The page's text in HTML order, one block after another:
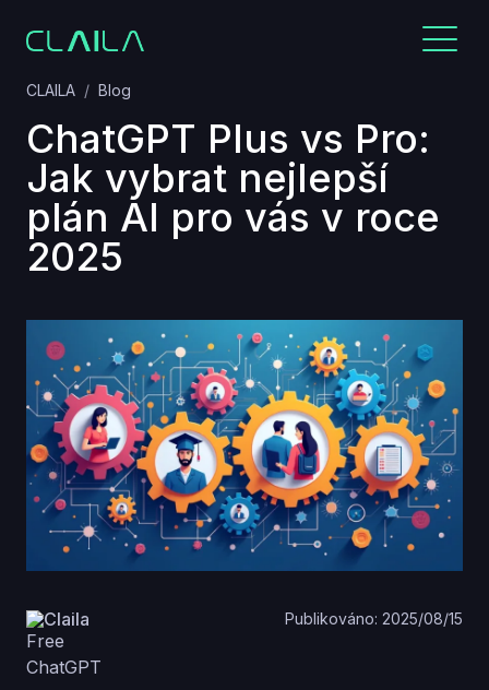
CLAILA Blog
ChatGPT Plus vs Pro:
Jak vybrat nejlepší
plán AI pro vás v roce
2025
Claila Publikováno: 2025/08/15